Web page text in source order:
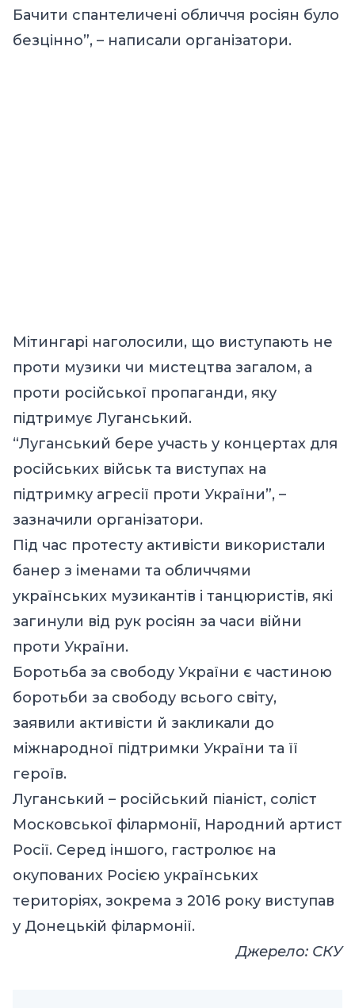
Бачити спантеличені обличчя росіян було
безцінно”, – написали організатори.
Мітингарі наголосили, що виступають не
проти музики чи мистецтва загалом, а
проти російської пропаганди, яку
підтримує Луганський.
“Луганський бере участь у концертах для
російських військ та виступах на
підтримку агресії проти України”, –
зазначили організатори.
Під час протесту активісти використали
банер з іменами та обличчями
українських музикантів і танцюристів, які
загинули від рук росіян за часи війни
проти України.
Боротьба за свободу України є частиною
боротьби за свободу всього світу,
заявили активісти й закликали до
міжнародної підтримки України та її
героїв.
Луганський – російський піаніст, соліст
Московської філармонії, Народний артист
Росії. Серед іншого, гастролює на
окупованих Росією українських
територіях, зокрема з 2016 року виступав
у Донецькій філармонії.
Джерело: СКУ